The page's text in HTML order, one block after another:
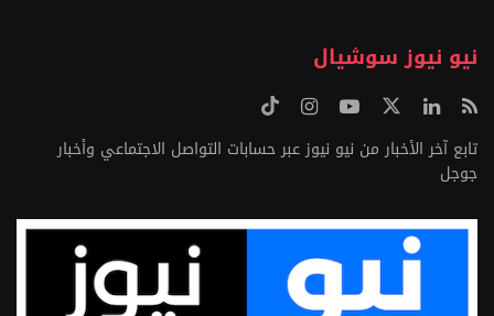
نيو نيوز سوشيال
تابع آخر الأخبار من نيو نيوز عبر حسابات التواصل الاجتماعي وأخبار
جوجل